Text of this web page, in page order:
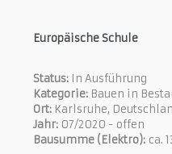
Europäische Schule
Status: In Ausführung
Kategorie: Bauen in
Ort: Karlsruhe,
Jahr: 07/2020 - offen
Bausumme (Elektro): ca.